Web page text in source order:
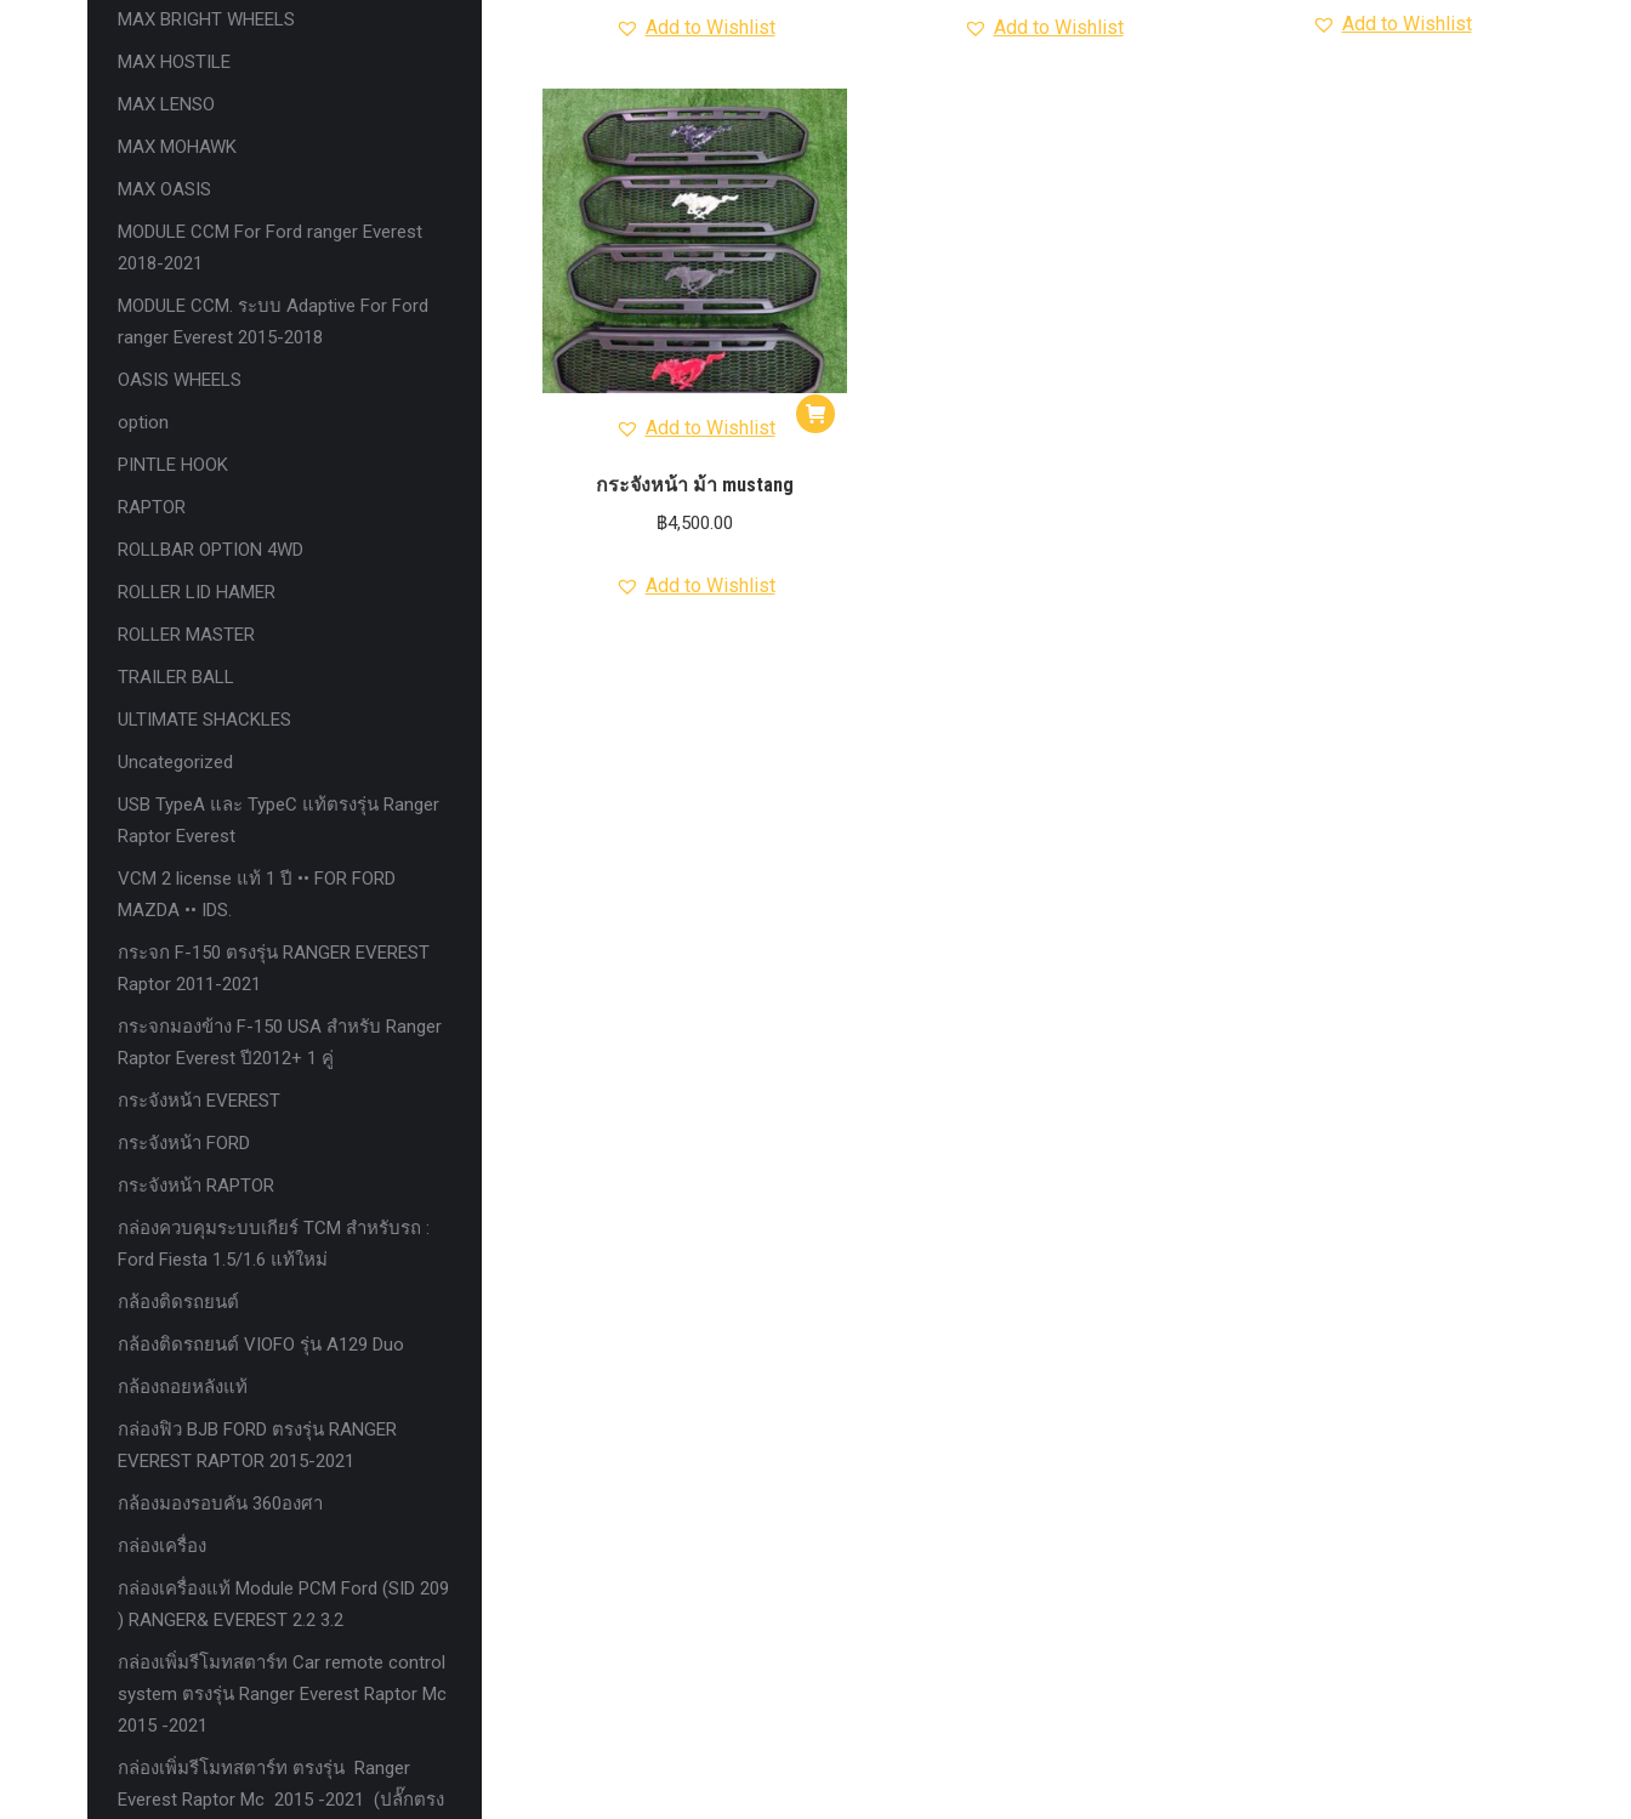
Add to Wishlist Add to Wishlist Add to Wishlist
Add to Wishlist
กระจังหน้า ม้า mustang
฿4,500.00
Add to Wishlist
MAX BRIGHT WHEELS
MAX HOSTILE
MAX LENSO
MAX MOHAWK
MAX OASIS
MODULE CCM For Ford ranger Everest
2018-2021
MODULE CCM. ระบบ Adaptive For Ford
ranger Everest 2015-2018
OASIS WHEELS
option
PINTLE HOOK
RAPTOR
ROLLBAR OPTION 4WD
ROLLER LID HAMER
ROLLER MASTER
TRAILER BALL
ULTIMATE SHACKLES
Uncategorized
USB TypeA และ TypeC แท้ตรงรุ่น Ranger
Raptor Everest
VCM 2 license แท้ 1 ปี •• FOR FORD
MAZDA •• IDS.
กระจก F-150 ตรงรุ่น RANGER EVEREST
Raptor 2011-2021
กระจกมองข้าง F-150 USA สำหรับ Ranger
Raptor Everest ปี2012+ 1 คู่
กระจังหน้า EVEREST
กระจังหน้า FORD
กระจังหน้า RAPTOR
กล่องควบคุมระบบเกียร์ TCM สำหรับรถ :
Ford Fiesta 1.5/1.6 แท้ใหม่
กล้องติดรถยนต์
กล้องติดรถยนต์ VIOFO รุ่น A129 Duo
กล้องถอยหลังแท้
กล่องฟิว BJB FORD ตรงรุ่น RANGER
EVEREST RAPTOR 2015-2021
กล้องมองรอบคัน 360องศา
กล่องเครื่อง
กล่องเครื่องแท้ Module PCM Ford (SID 209
) RANGER& EVEREST 2.2 3.2
กล่องเพิ่มรีโมทสตาร์ท Car remote control
system ตรงรุ่น Ranger Everest Raptor Mc
2015 -2021
กล่องเพิ่มรีโมทสตาร์ท ตรงรุ่น Ranger
Everest Raptor Mc 2015 -2021 (ปลั๊กตรง
EVEREST RAPTOR 2015-2021
กล้องมองรอบคัน 360องศา
กล่องเครื่องแท้ Module PCM Ford (SID
control system ตรงรุ่น Ranger Everest
Raptor Mc 2015 -2021
กล่องเพิ่มรีโมทสตาร์ท ตรงรุ่น Ranger
Everest Raptor Mc 2015 -2021 (ปลั๊ก
ระบบ **
ก้อนรองหลัง option 4wd
ก้อนรองหลังปรับองศา OPTION 4WD
กันชนท้าย OPTION
กันชนท้าย Outlander
กันชนหน้า OPTION
กันชนหน้ารุ่น HAMER
กันชนหลัง HAMER
กันแคร้ง opton 4wd
กันแคร้งเหล็ก HAMER
กันแคร้งเหล็ก OUTLANDER
กันแคร้งแร็พเตอร์
ครีบฉลาม
ครีบฉลาม next gen 2022
คานลากจูงแท้ ford
งานไฟท้ายF-150
งานไฟหน้า F-150
งานไฟหน้า Ford
ชุด Wide body Ford
ชุดปรับระยะเซ็นเซอร์เพลาหลัง
ชุดป้องกันเซ็นเซอร์วัดองศาเพลาท้าย
ชุดแต่ง Ford
บันไดข้าง HAMER